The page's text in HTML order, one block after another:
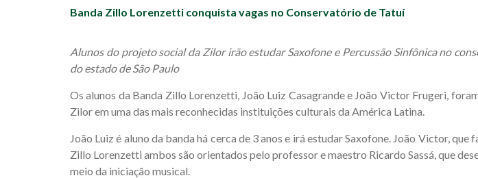
Banda Zillo Lorenzetti conquista vagas no Conservatório de Tatuí
Alunos do projeto social da Zilor irão estudar Saxofone e Percussão Sinfônica no
do estado de São Paulo
Os alunos da Banda Zillo Lorenzetti, João Luiz Casagrande e João Victor Frugeri,
Zilor em uma das mais reconhecidas instituições culturais da América Latina.
João Luiz é aluno da banda há cerca de 3 anos e irá estudar Saxofone. João Victor,
Zillo Lorenzetti ambos são orientados pelo professor e maestro Ricardo Sassá, que
meio da iniciação musical.